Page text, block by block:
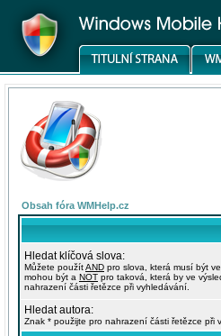
Obsah fóra WMHelp.cz
Hledat klíčová slova:
Můžete použítAND pro slova, která musí být
mohou být a NOT pro taková, která by ve
nahrazení části řetězce při vyhledávání.
Hledat autora:
Znak * použijte pro nahrazení části řetězce při